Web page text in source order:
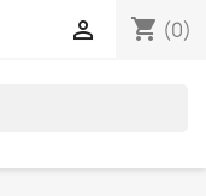
shopping_cart (0)
